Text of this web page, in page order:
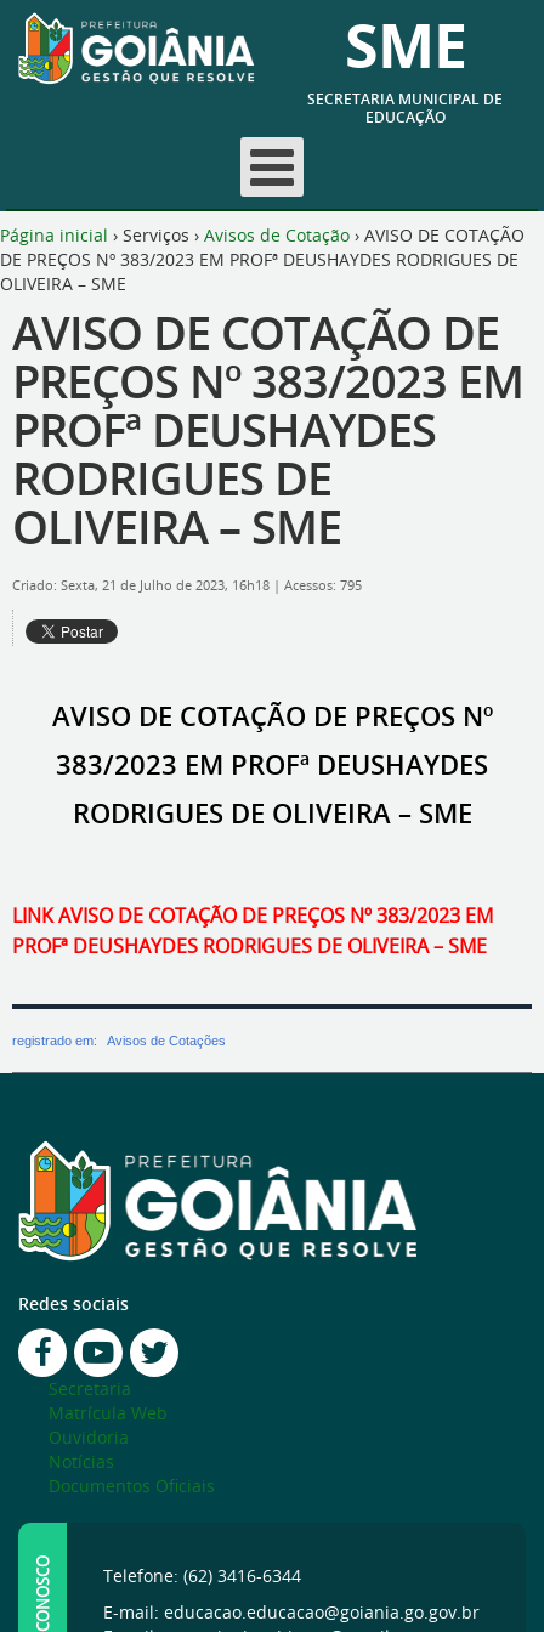
SME
SECRETARIA MUNICIPAL DE
EDUCAÇÃO
Página inicial › Serviços › Avisos de Cotação › AVISO DE COTAÇÃO
DE PREÇOS Nº 383/2023 EM PROFª DEUSHAYDES RODRIGUES DE
OLIVEIRA – SME
AVISO DE COTAÇÃO DE
PREÇOS Nº 383/2023 EM
PROFª DEUSHAYDES
RODRIGUES DE
OLIVEIRA – SME
Criado: Sexta, 21 de Julho de 2023, 16h18 | Acessos: 795
AVISO DE COTAÇÃO DE PREÇOS Nº
383/2023 EM PROFª DEUSHAYDES
RODRIGUES DE OLIVEIRA – SME
LINK AVISO DE COTAÇÃO DE PREÇOS Nº 383/2023 EM
PROFª DEUSHAYDES RODRIGUES DE OLIVEIRA – SME
registrado em: Avisos de Cotações
Redes sociais
Secretaria
Matrícula Web
Ouvidoria
Notícias
Documentos Oficiais
Telefone: (62) 3416-6344
E-mail: educacao.educacao@goiania.go.gov.br